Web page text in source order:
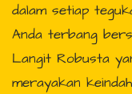
dalam setiap
Anda terbang
Langit Robusta
merayakan